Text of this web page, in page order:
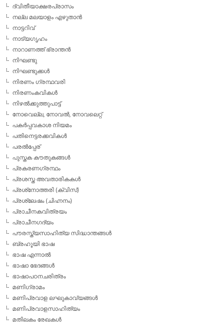
ദ്വിതീയാക്ഷരപ്രാസം
നല്ല മലയാളം എഴുതാന്‍
നാട്ടറിവ്
നാട്യഗൃഹം
നാറാണത്ത് ഭ്രാന്തന്‍
നിഘണ്ടു
നിഘണ്ടുക്കള്‍
നിരണം ഗ്രന്ഥവരി
നിരണംകവികള്‍
നിഴല്‍ക്കുത്തുപാട്ട്
നോവെല്ല, നോവല്‍, നോവലെറ്റ്
പകര്‍പ്പവകാശ നിയമം
പതിനെട്ടരക്കവികള്‍
പരല്‍പ്പേര്
പുസ്തക കൗതുകങ്ങള്‍
പ്രകരണഗ്രന്ഥം
പ്രശസ്ത അവതാരികകള്‍
പ്രശ്‌നോത്തരി (ക്വിസ്)
പ്രശ്ലേഷം (ചിഹ്നനം)
പ്രാചീനകവിത്രയം
പ്രാചീനഗദ്യം
പൗരസ്ത്യസാഹിത്യ സിദ്ധാന്തങ്ങള്‍
ബ്രഹൂയി ഭാഷ
ഭാഷ എന്നാല്‍
ഭാഷാ ഭേദങ്ങള്‍
ഭാഷാപഠനചരിത്രം
മണിഗ്രാമം
മണിപ്രവാള ലഘുകാവ്യങ്ങള്‍
മണിപ്രവാളസാഹിത്യം
മതിലകം രേഖകള്‍